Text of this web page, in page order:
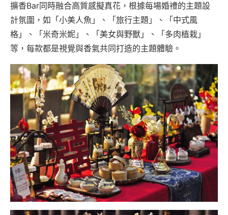
擴香Bar同時融合高質感擬真花，根據每場婚禮的主題設
計氛圍，如「小美人魚」、「旅行主題」、「中式風
格」、「米奇米妮」、「美女與野獸」、「多肉植栽」
等，每款都是視覺與香氣共同打造的主題體驗。